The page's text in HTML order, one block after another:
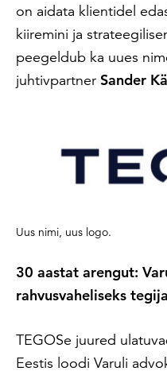
on aidata klientidel
kiiremini ja
peegeldub ka uues
juhtivpartner Sander
Uus nimi, uus logo.
30 aastat arengut:
rahvusvaheliseks
TEGOSe juured
Eestis loodi Varuli